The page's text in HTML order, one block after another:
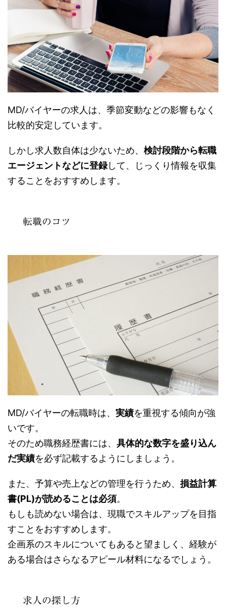
MD/バイヤーの求人は、季節変動などの影響もなく
比較的安定しています。
しかし求人数自体は少ないため、 検討段階から転職
エージェントなどに登録して、じっくり情報を収集
することをおすすめします。
転職のコツ
MD/バイヤーの転職時は、 実績を重視する傾向が強
いです。
そのため職務経歴書には、 具体的な数字を盛り込ん
だ実績を必ず記載するようにしましょう。
また、予算や売上などの管理を行うため、 損益計算
書(PL)が読めることは必須。
もしも読めない場合は、現職でスキルアップを目指
すことをおすすめします。
企画系のスキルについてもあると望ましく、経験が
ある場合はさらなるアピール材料になるでしょう。
求人の探し方